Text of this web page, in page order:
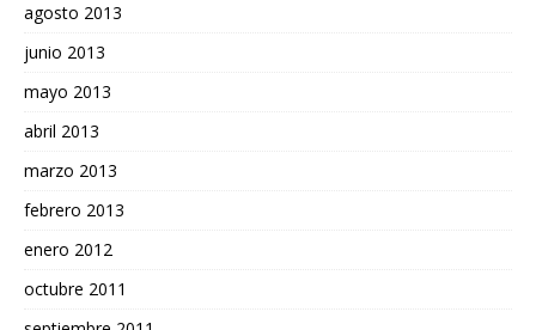
agosto 2013
junio 2013
mayo 2013
abril 2013
marzo 2013
febrero 2013
enero 2012
octubre 2011